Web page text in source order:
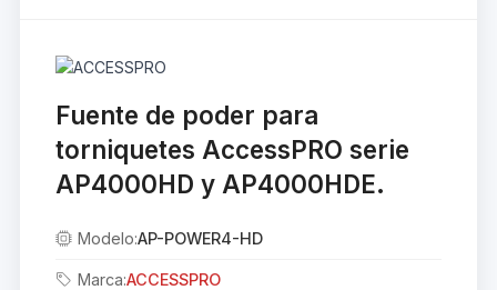
Fuente de poder para
torniquetes AccessPRO serie
AP4000HD y AP4000HDE.
Modelo:AP-POWER4-HD
Marca:ACCESSPRO